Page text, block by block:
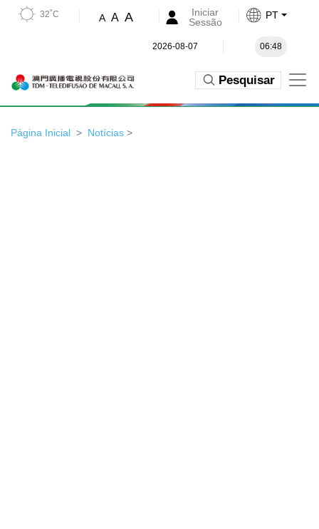
32˚C A A A
Iniciar
Sessão
PT
2026-08-07 06:48
Pesquisar
Página Inicial Notícias >